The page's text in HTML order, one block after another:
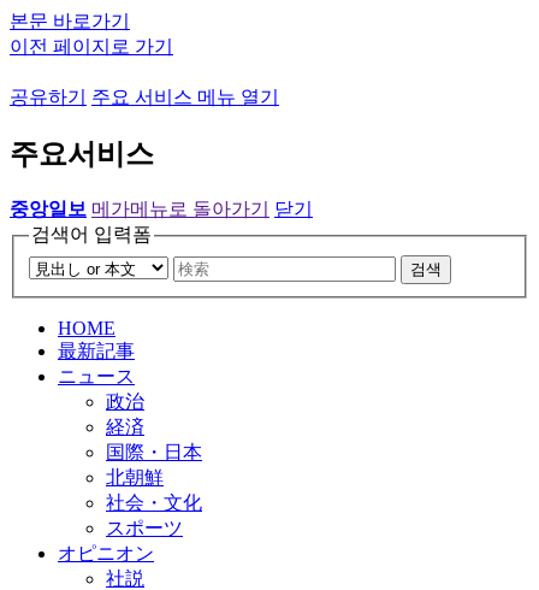
본문 바로가기
이전 페이지로 가기
공유하기 주요 서비스 메뉴 열기
주요서비스
중앙일보 메가메뉴로 돌아가기
닫기
검색어 입력폼
검색
HOME
最新記事
ニュース
政治
経済
国際・日本
北朝鮮
社会・文化
スポーツ
オピニオン
社説